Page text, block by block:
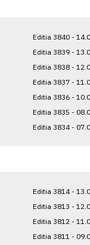
Editia 3840 -
Editia 3839 -
Editia 3838 -
Editia 3837 -
Editia 3836 -
Editia 3835 -
Editia 3834 -
Editia 3814 -
Editia 3813 -
Editia 3812 -
Editia 3811 -